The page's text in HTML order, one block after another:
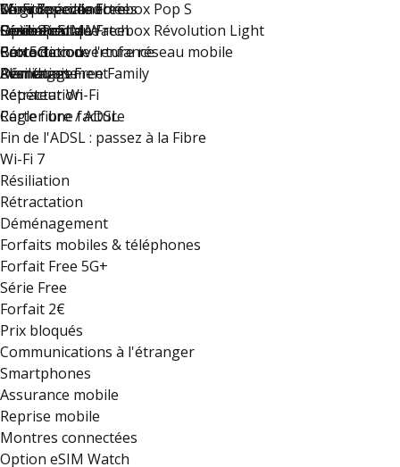
Wi-Fi 7
Résiliation
Rétractation
Déménagement
Montres connectées
Option eSIM Watch
Carte de couverture réseau mobile
Résiliation
Rétractation
Régler une facture
Compte accès libre
Guide Pratique
Protection de l'enfance
Plan du site
Le groupe Iliad
Free recrute !
Série Spéciale Freebox Pop S
Série Spéciale Freebox Révolution Light
Box 5G
Avantages Free Family
Répéteur Wi-Fi
Carte fibre / ADSL
Fin de l'ADSL : passez à la Fibre
Wi-Fi 7
Résiliation
Rétractation
Déménagement
Forfaits mobiles & téléphones
Forfait Free 5G+
Série Free
Forfait 2€
Prix bloqués
Communications à l'étranger
Smartphones
Assurance mobile
Reprise mobile
Montres connectées
Option eSIM Watch